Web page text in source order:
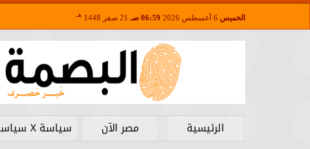
الخميس 06:59 صـ 21 صفر 1448 هـ
الرئيسية مصر الآن سياسة X سياسة